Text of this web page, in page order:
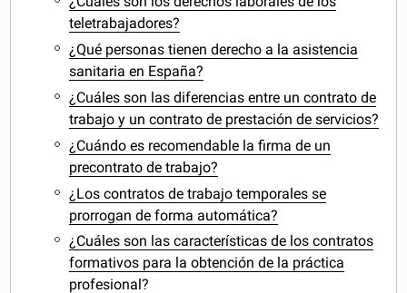
teletrabajadores?
¿Qué personas tienen derecho a la asistencia
sanitaria en España?
¿Cuáles son las diferencias entre un contrato de
trabajo y un contrato de prestación de servicios?
¿Cuándo es recomendable la firma de un
precontrato de trabajo?
¿Los contratos de trabajo temporales se
prorrogan de forma automática?
¿Cuáles son las características de los contratos
formativos para la obtención de la práctica
profesional?